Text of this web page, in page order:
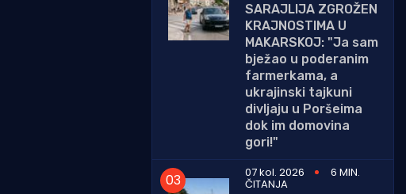
SARAJLIJA ZGROŽEN
KRAJNOSTIMA U
MAKARSKOJ: "Ja sam
bježao u poderanim
farmerkama, a
ukrajinski tajkuni
divljaju u Poršeima
dok im domovina
gori!"
07 kol. 2026
6 MIN.
ČITANJA